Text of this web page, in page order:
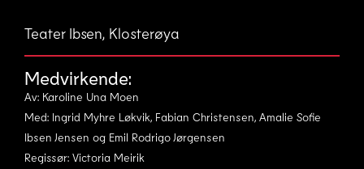
Teater Ibsen, Klosterøya
Medvirkende:
Av: Karoline Una Moen
Med: Ingrid Myhre Løkvik, Fabian Christensen, Amalie Sofie
Ibsen Jensen og Emil Rodrigo Jørgensen
Regissør: Victoria Meirik